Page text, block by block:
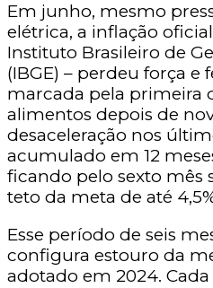
Em junho, mesmo
elétrica, a inflação
Instituto Brasileiro de
(IBGE) – perdeu força e
marcada pela primeira
alimentos depois de
desaceleração nos
acumulado em 12
ficando pelo sexto mês
teto da meta de até
Esse período de seis
configura estouro da
adotado em 2024. Cada